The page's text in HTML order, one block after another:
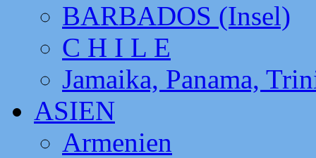
BARBADOS (Insel)
C H I L E
Jamaika, Panama,
ASIEN
Armenien